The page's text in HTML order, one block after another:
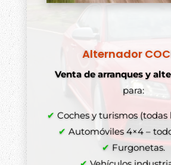
Alternador
Venta de arranques y
para:
✔ Coches y turismos (todas
✔ Automóviles 4×4 –
✔ Furgonetas.